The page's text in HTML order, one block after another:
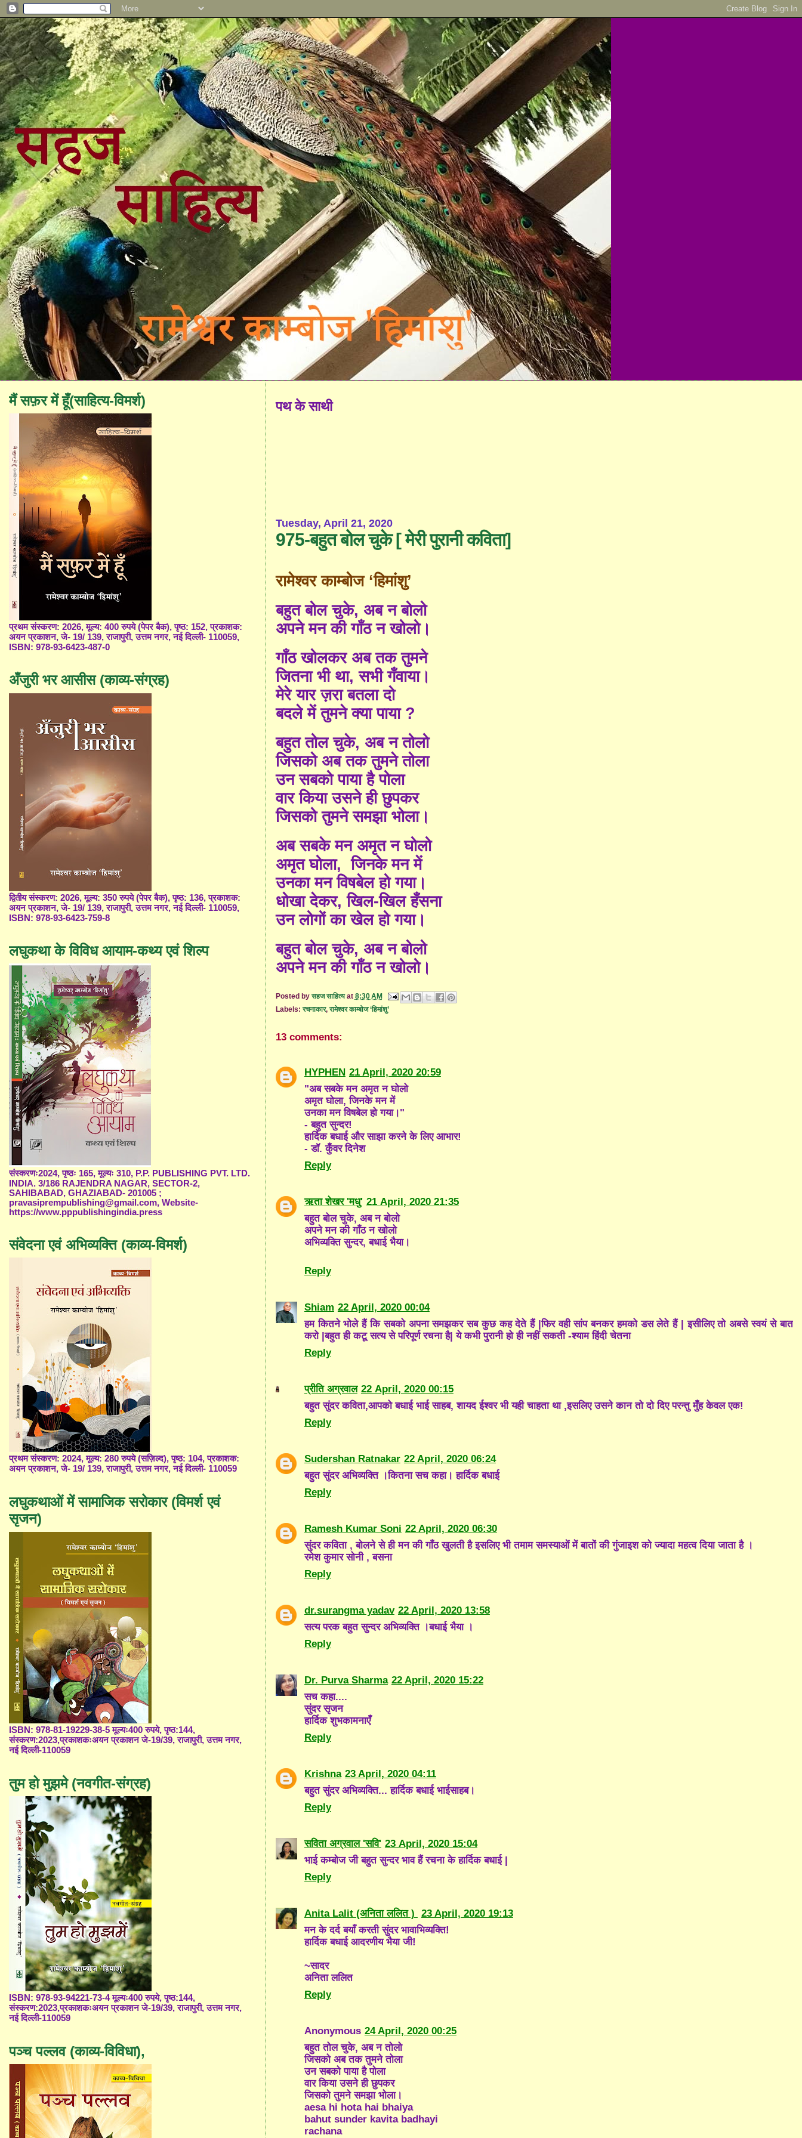
पथ के साथी
Tuesday, April 21, 2020
975-बहुत बोल चुके [ मेरी पुरानी कविता]
रामेश्वर काम्बोज ‘हिमांशु’
बहुत बोल चुके, अब न बोलो
अपने मन की गाँठ न खोलो।
गाँठ खोलकर अब तक तुमने
जितना भी था, सभी गँवाया।
मेरे यार ज़रा बतला दो
बदले में तुमने क्या पाया ?
बहुत तोल चुके, अब न तोलो
जिसको अब तक तुमने तोला
उन सबको पाया है पोला
वार किया उसने ही छुपकर
जिसको तुमने समझा भोला।
अब सबके मन अमृत न घोलो
अमृत घोला, जिनके मन में
उनका मन विषबेल हो गया।
धोखा देकर, खिल-खिल हँसना
उन लोगों का खेल हो गया।
बहुत बोल चुके, अब न बोलो
अपने मन की गाँठ न खोलो।
Posted byसहज साहित्य at 8:30 AM
Labels:रचनाकार,रामेश्वर काम्बोज ‘हिमांशु’
13 comments:
HYPHEN 21 April, 2020 20:59
"अब सबके मन अमृत न घोलो
अमृत घोला, जिनके मन में
उनका मन विषबेल हो गया।"
- बहुत सुन्दर!
हार्दिक बधाई और साझा करने के लिए आभार!
- डाॅ. कुँवर दिनेश
Reply
ऋता शेखर 'मधु' 21 April, 2020 21:35
बहुत बोल चुके, अब न बोलो
अपने मन की गाँठ न खोलो
अभिव्यक्ति सुन्दर, बधाई भैया।
Reply
Shiam 22 April, 2020 00:04
हम कितने भोले हैं कि सबको अपना समझकर सब कुछ कह देते हैं |फिर वही सांप बनकर हमको डस लेते हैं | इसीलिए तो अबसे स्वयं से बात
करो |बहुत ही कटू सत्य से परिपूर्ण रचना है| ये कभी पुरानी हो ही नहीं सकती -श्याम हिंदी चेतना
Reply
प्रीति अग्रवाल 22 April, 2020 00:15
बहुत सुंदर कविता,आपको बधाई भाई साहब, शायद ईश्वर भी यही चाहता था ,इसलिए उसने कान तो दो दिए परन्तु मुँह केवल एक!
Reply
Sudershan Ratnakar 22 April, 2020 06:24
बहुत सुंदर अभिव्यक्ति ।कितना सच कहा। हार्दिक बधाई
Reply
Ramesh Kumar Soni 22 April, 2020 06:30
सुंदर कविता , बोलने से ही मन की गाँठ खुलती है इसलिए भी तमाम समस्याओं में बातों की गुंजाइश को ज्यादा महत्व दिया जाता है ।
रमेश कुमार सोनी , बसना
Reply
dr.surangma yadav 22 April, 2020 13:58
सत्य परक बहुत सुन्दर अभिव्यक्ति ।बधाई भैया ।
Reply
Dr. Purva Sharma 22 April, 2020 15:22
सच कहा....
सुंदर सृजन
हार्दिक शुभकामनाएँ
Reply
Krishna 23 April, 2020 04:11
बहुत सुंदर अभिव्यक्ति... हार्दिक बधाई भाईसाहब।
Reply
सविता अग्रवाल 'सवि' 23 April, 2020 15:04
भाई कम्बोज जी बहुत सुन्दर भाव हैं रचना के हार्दिक बधाई |
Reply
Anita Lalit (अनिता ललित )
23 April, 2020 19:13
मन के दर्द बयाँ करती सुंदर भावाभिव्यक्ति!
हार्दिक बधाई आदरणीय भैया जी!
~सादर
अनिता ललित
Reply
Anonymous 24 April, 2020 00:25
बहुत तोल चुके, अब न तोलो
जिसको अब तक तुमने तोला
उन सबको पाया है पोला
वार किया उसने ही छुपकर
जिसको तुमने समझा भोला।
aesa hi hota hai bhaiya
bahut sunder kavita badhayi
rachana
मैं सफ़र में हूँ(साहित्य-विमर्श)
प्रथम संस्करण: 2026, मूल्य: 400 रुपये (पेपर बैक), पृष्ठ: 152, प्रकाशक:
अयन प्रकाशन, जे- 19/ 139, राजापुरी, उत्तम नगर, नई दिल्ली- 110059,
ISBN: 978-93-6423-487-0
अँजुरी भर आसीस (काव्य-संग्रह)
द्वितीय संस्करण: 2026, मूल्य: 350 रुपये (पेपर बैक), पृष्ठ: 136, प्रकाशक:
अयन प्रकाशन, जे- 19/ 139, राजापुरी, उत्तम नगर, नई दिल्ली- 110059,
ISBN: 978-93-6423-759-8
लघुकथा के विविध आयाम-कथ्य एवं शिल्प
संस्करणः2024, पृष्ठः 165, मूल्यः 310, P.P. PUBLISHING PVT. LTD.
INDIA. 3/186 RAJENDRA NAGAR, SECTOR-2,
SAHIBABAD, GHAZIABAD- 201005 ;
pravasiprempublishing@gmail.com, Website-
https://www.pppublishingindia.press
संवेदना एवं अभिव्यक्ति (काव्य-विमर्श)
प्रथम संस्करण: 2024, मूल्य: 280 रुपये (सज़िल्द), पृष्ठ: 104, प्रकाशक:
अयन प्रकाशन, जे- 19/ 139, राजापुरी, उत्तम नगर, नई दिल्ली- 110059
लघुकथाओं में सामाजिक सरोकार (विमर्श एवं
सृजन)
ISBN: 978-81-19229-38-5 मूल्यः400 रुपये, पृष्ठ:144,
संस्करण:2023,प्रकाशकःअयन प्रकाशन जे-19/39, राजापुरी, उत्तम नगर,
नई दिल्ली-110059
तुम हो मुझमे (नवगीत-संग्रह)
ISBN: 978-93-94221-73-4 मूल्यः400 रुपये, पृष्ठ:144,
संस्करण:2023,प्रकाशकःअयन प्रकाशन जे-19/39, राजापुरी, उत्तम नगर,
नई दिल्ली-110059
पञ्च पल्लव (काव्य-विविधा),